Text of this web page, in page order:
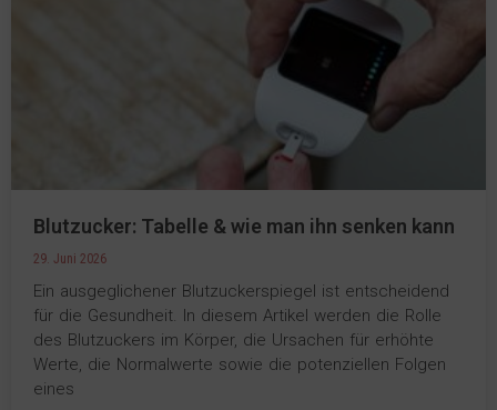
Blutzucker: Tabelle & wie man ihn senken kann
29. Juni 2026
Ein ausgeglichener Blutzuckerspiegel ist entscheidend
für die Gesundheit. In diesem Artikel werden die Rolle
des Blutzuckers im Körper, die Ursachen für erhöhte
Werte, die Normalwerte sowie die potenziellen Folgen
eines